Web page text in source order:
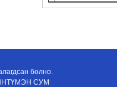
болно.
СУМ